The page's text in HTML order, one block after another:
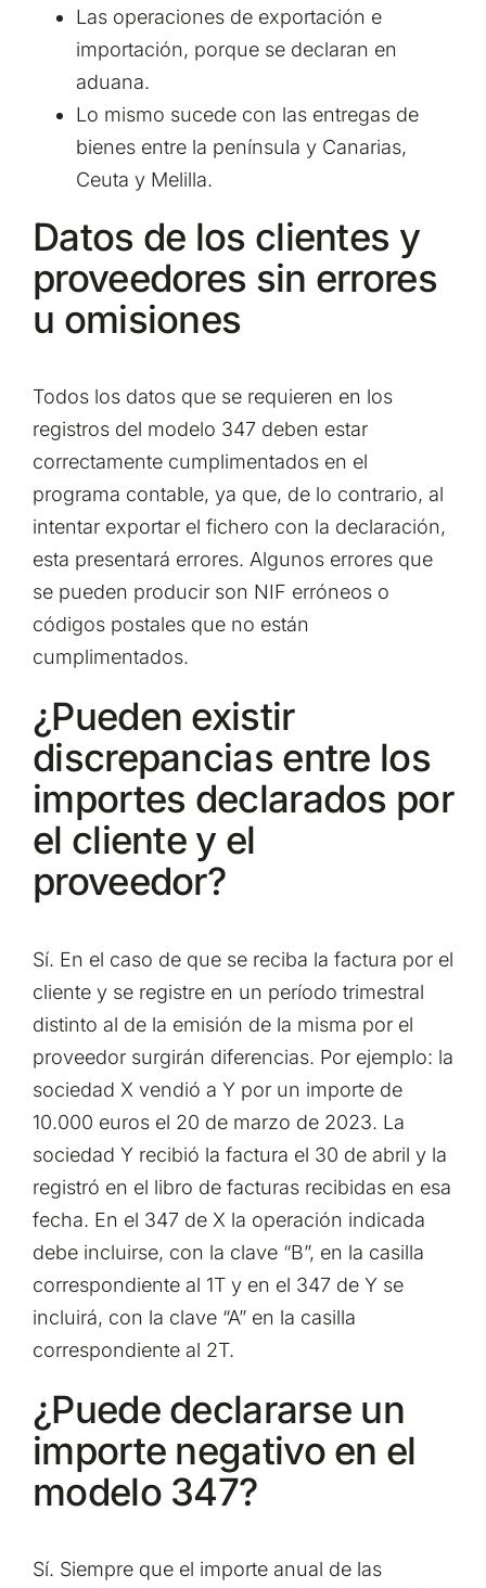
Las operaciones de exportación e
importación, porque se declaran en
aduana.
Lo mismo sucede con las entregas de
bienes entre la península y Canarias,
Ceuta y Melilla.
Datos de los clientes y
proveedores sin errores
u omisiones
Todos los datos que se requieren en los
registros del modelo 347 deben estar
correctamente cumplimentados en el
programa contable, ya que, de lo contrario, al
intentar exportar el fichero con la declaración,
esta presentará errores. Algunos errores que
se pueden producir son NIF erróneos o
códigos postales que no están
cumplimentados.
¿Pueden existir
discrepancias entre los
importes declarados por
el cliente y el
proveedor?
Sí. En el caso de que se reciba la factura por el
cliente y se registre en un período trimestral
distinto al de la emisión de la misma por el
proveedor surgirán diferencias. Por ejemplo: la
sociedad X vendió a Y por un importe de
10.000 euros el 20 de marzo de 2023. La
sociedad Y recibió la factura el 30 de abril y la
registró en el libro de facturas recibidas en esa
fecha. En el 347 de X la operación indicada
debe incluirse, con la clave “B”, en la casilla
correspondiente al 1T y en el 347 de Y se
incluirá, con la clave “A” en la casilla
correspondiente al 2T.
¿Puede declararse un
importe negativo en el
modelo 347?
Sí. Siempre que el importe anual de las